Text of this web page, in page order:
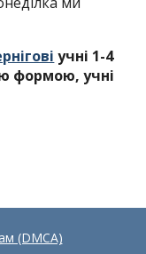
учні 1-4
формою, учні
(DMCA)